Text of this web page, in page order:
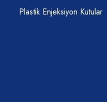
Plastik Enjeksiyon Kutular